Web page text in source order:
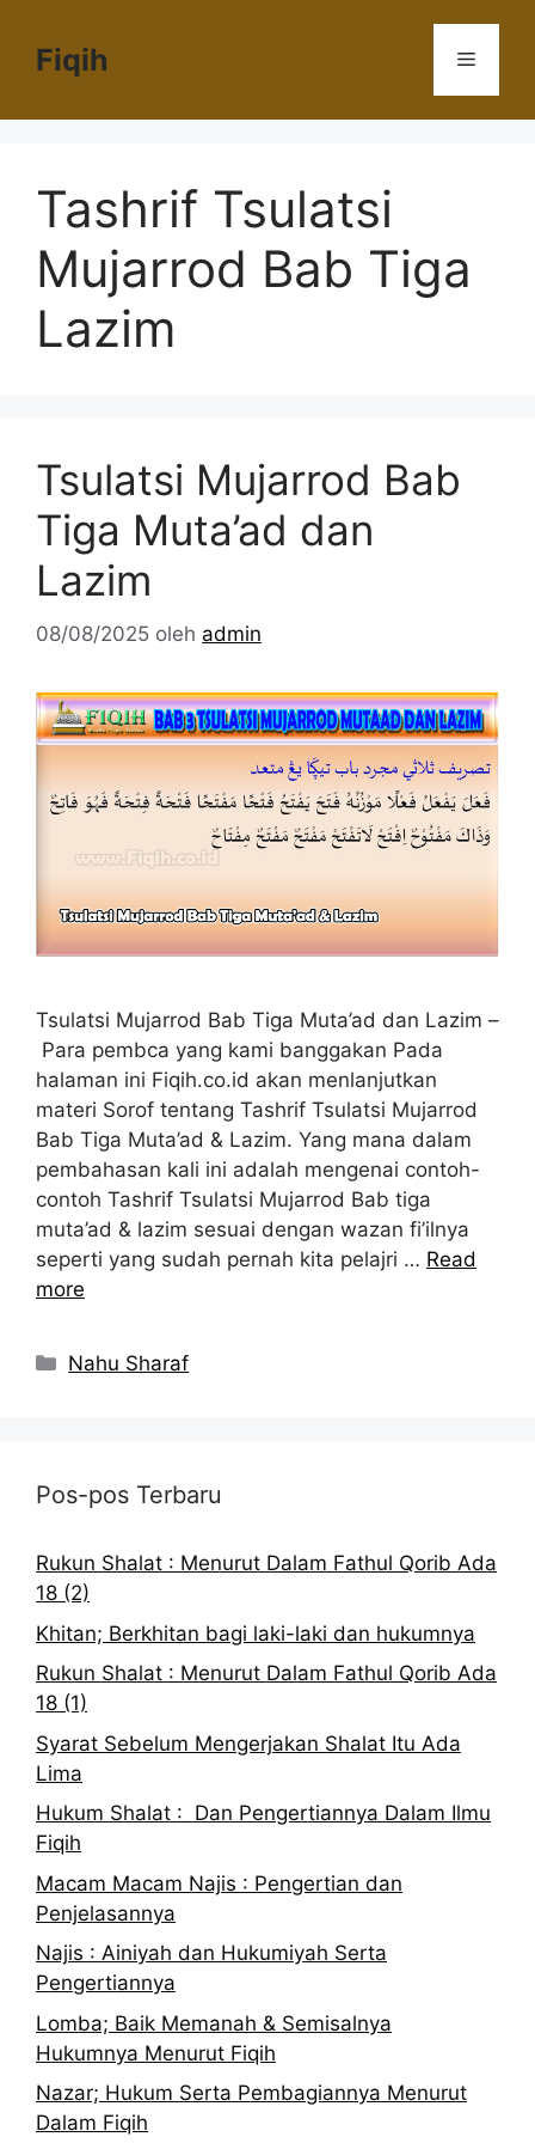
Fiqih Menu
Tashrif Tsulatsi
Mujarrod Bab Tiga
Lazim
Tsulatsi Mujarrod Bab
Tiga Muta’ad dan
Lazim
08/08/2025 oleh admin
Tsulatsi Mujarrod Bab Tiga Muta’ad dan Lazim –
Para pembca yang kami banggakan Pada
halaman ini Fiqih.co.id akan menlanjutkan
materi Sorof tentang Tashrif Tsulatsi Mujarrod
Bab Tiga Muta’ad & Lazim. Yang mana dalam
pembahasan kali ini adalah mengenai contoh-
contoh Tashrif Tsulatsi Mujarrod Bab tiga
muta’ad & lazim sesuai dengan wazan fi’ilnya
seperti yang sudah pernah kita pelajri … Read
more
Kategori
Nahu Sharaf
Pos-pos Terbaru
Rukun Shalat : Menurut Dalam Fathul Qorib Ada
18 (2)
Khitan; Berkhitan bagi laki-laki dan hukumnya
Rukun Shalat : Menurut Dalam Fathul Qorib Ada
18 (1)
Syarat Sebelum Mengerjakan Shalat Itu Ada
Lima
Hukum Shalat : Dan Pengertiannya Dalam Ilmu
Fiqih
Macam Macam Najis : Pengertian dan
Penjelasannya
Najis : Ainiyah dan Hukumiyah Serta
Pengertiannya
Lomba; Baik Memanah & Semisalnya
Hukumnya Menurut Fiqih
Nazar; Hukum Serta Pembagiannya Menurut
Dalam Fiqih